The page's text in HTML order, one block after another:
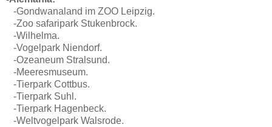
-Gondwanaland im ZOO Leipzig.
-Zoo safaripark Stukenbrock.
-Wilhelma.
-Vogelpark Niendorf.
-Ozeaneum Stralsund.
-Meeresmuseum.
-Tierpark Cottbus.
-Tierpark Suhl.
-Tierpark Hagenbeck.
-Weltvogelpark Walsrode.